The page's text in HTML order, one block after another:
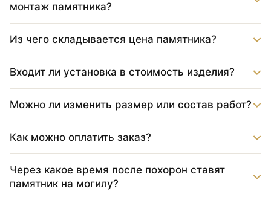
монтаж памятника?
Из чего складывается цена памятника?
Входит ли установка в стоимость изделия?
Можно ли изменить размер или состав работ?
Как можно оплатить заказ?
Через какое время после похорон ставят
памятник на могилу?